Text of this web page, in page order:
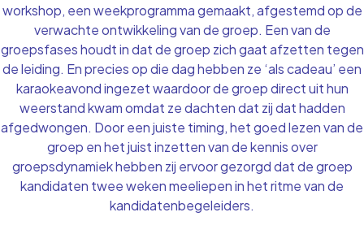
workshop, een weekprogramma gemaakt, afgestemd op de
verwachte ontwikkeling van de groep. Een van de
groepsfases houdt in dat de groep zich gaat afzetten tegen
de leiding. En precies op die dag hebben ze ‘als cadeau’ een
karaokeavond ingezet waardoor de groep direct uit hun
weerstand kwam omdat ze dachten dat zij dat hadden
afgedwongen. Door een juiste timing, het goed lezen van de
groep en het juist inzetten van de kennis over
groepsdynamiek hebben zij ervoor gezorgd dat de groep
kandidaten twee weken meeliepen in het ritme van de
kandidatenbegeleiders.